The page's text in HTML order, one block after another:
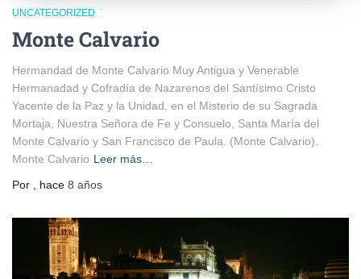
UNCATEGORIZED
Monte Calvario
Hermandad de Monte Calvario Muy Antigua y Venerable
Hermanadad y Cofradía de Nazarenos del Santísimo Cristo
Yacente de la Paz y la Unidad, en el Misterio de su Sagrada
Mortaja, Nuestra Señora de Fe y Consuelo, Santa María del
Monte Calvario y San Francisco de Paula. (Monte Calvario).
Monte Calvario Leer más…
Por , hace 8 años